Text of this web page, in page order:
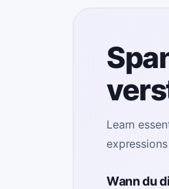
Learn
Wann du